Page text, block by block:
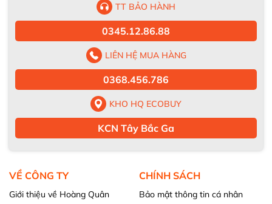
TT BẢO HÀNH
0345.12.86.88
LIÊN HỆ MUA HÀNG
0368.456.786
KHO HQ ECOBUY
KCN Tây Bắc Ga
VỀ CÔNG TY
Giới thiệu về Hoàng Quân
CHÍNH SÁCH
Bảo mật thông tin cá nhân